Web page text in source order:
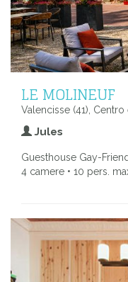
LE MOLINEUF
Valencisse (41),
Jules
Guesthouse Gay-
4 camere • 10 pers.